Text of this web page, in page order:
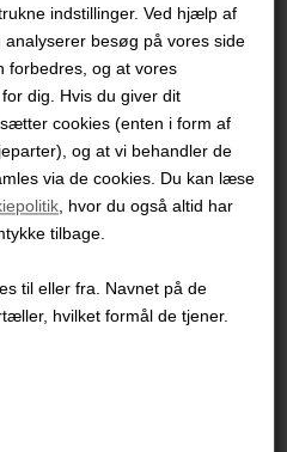
indstillinger. Ved hjælp af
besøg på vores side
forbedres, og at vores
dig. Hvis du giver dit
cookies (enten i form af
og at vi behandler de
via de cookies. Du kan læse
, hvor du også altid har
tilbage.
til eller fra. Navnet på de
hvilket formål de tjener.
and again"